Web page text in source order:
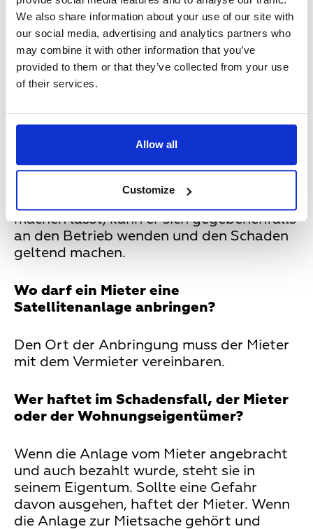
We also share information about your use of our site with
our social media, advertising and analytics partners who
may combine it with other information that you’ve
provided to them or that they’ve collected from your use
of their services.
Allow all
Customize
möglichst so angebracht sein, dass sie von
außen nicht sichtbar ist.
Kann ein Mieter selbst die
Satellitenanlage anbringen oder muss
das macht?
Der Mieter kann das selbst machen,
allerdings haftet er auch, falls
irgendetwas nicht fachgerecht gemacht
machen lässt, kann er sich gegebenenfalls
an den Betrieb wenden und den Schaden
geltend machen.
Wo darf ein Mieter eine
Satellitenanlage anbringen?
Den Ort der Anbringung muss der Mieter
mit dem Vermieter vereinbaren.
Wer haftet im Schadensfall, der Mieter
oder der Wohnungseigentümer?
Wenn die Anlage vom Mieter angebracht
und auch bezahlt wurde, steht sie in
seinem Eigentum. Sollte eine Gefahr
davon ausgehen, haftet der Mieter. Wenn
die Anlage zur Mietsache gehört und